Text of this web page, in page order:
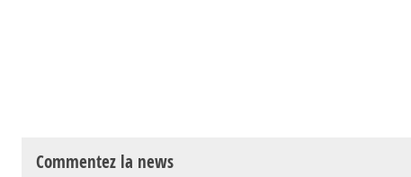
Commentez la news